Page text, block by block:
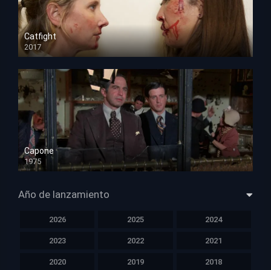
Catfight
2017
HD 720p
Capone
1975
HD 1080p
Año de lanzamiento
2026 2025 2024
2023 2022 2021
2020 2019 2018